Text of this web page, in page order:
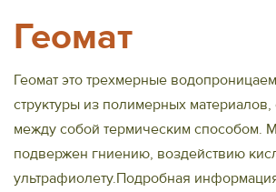
Геомат
Геомат это трехмерные
структуры из полимерных
между собой термическим способом.
подвержен гниению, воздействию
ультрафиолету.Подробная